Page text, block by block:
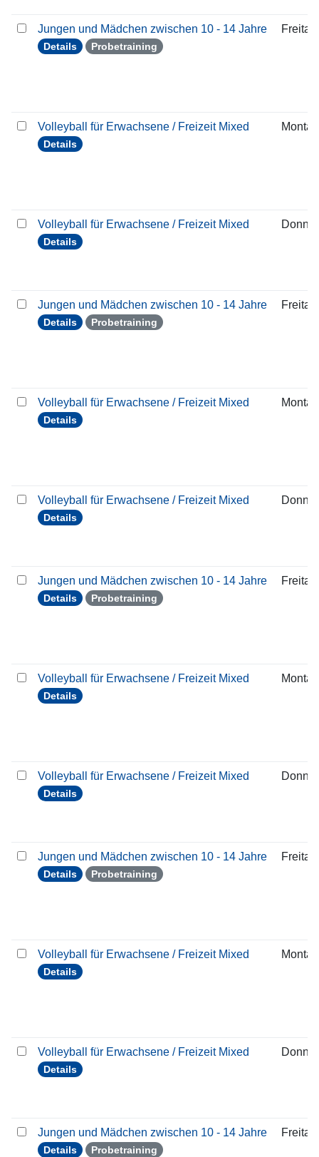
Jungen und Mädchen zwischen 10 - 14 Jahre
Details Probetraining
Freitag
Volleyball für Erwachsene / Freizeit Mixed
Details
Montag
Volleyball für Erwachsene / Freizeit Mixed
Details
Jungen und Mädchen zwischen 10 - 14 Jahre
Details Probetraining
Freitag
Volleyball für Erwachsene / Freizeit Mixed
Details
Montag
Volleyball für Erwachsene / Freizeit Mixed
Details
Jungen und Mädchen zwischen 10 - 14 Jahre
Details Probetraining
Freitag
Volleyball für Erwachsene / Freizeit Mixed
Details
Montag
Volleyball für Erwachsene / Freizeit Mixed
Details
Jungen und Mädchen zwischen 10 - 14 Jahre
Details Probetraining
Freitag
Volleyball für Erwachsene / Freizeit Mixed
Details
Montag
Volleyball für Erwachsene / Freizeit Mixed
Details
Jungen und Mädchen zwischen 10 - 14 Jahre
Details Probetraining
Freitag